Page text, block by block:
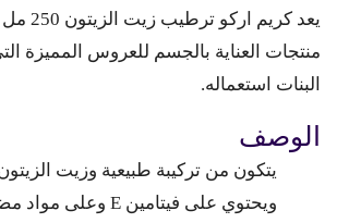
منتجات العناية بالجسم للعروس المميزة
البنات استعماله.
الوصف
ويحتوي على فيتامين E وعلى مواد مضادة للأكسدة.